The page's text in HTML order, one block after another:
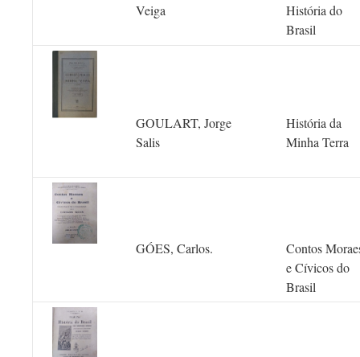
Veiga
História do
Brasil
GOULART, Jorge
Salis
História da
Minha Terra
GÓES, Carlos.
Contos
e Cívicos do
Brasil